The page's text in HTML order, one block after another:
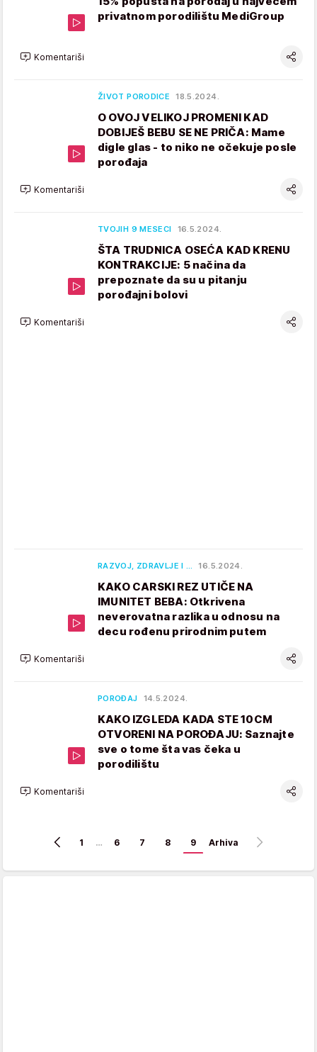
privatnom porodilištu MediGroup
Komentariši
ŽIVOT PORODICE 18.5.2024.
O OVOJ VELIKOJ PROMENI KAD
DOBIJEŠ BEBU SE NE PRIČA: Mame
digle glas - to niko ne očekuje posle
porođaja
Komentariši
TVOJIH 9 MESECI 16.5.2024.
ŠTA TRUDNICA OSEĆA KAD KRENU
KONTRAKCIJE: 5 načina da
prepoznate da su u pitanju
porođajni bolovi
Komentariši
RAZVOJ, ZDRAVLJE I … 16.5.2024.
KAKO CARSKI REZ UTIČE NA
IMUNITET BEBA: Otkrivena
neverovatna razlika u odnosu na
decu rođenu prirodnim putem
Komentariši
POROĐAJ 14.5.2024.
KAKO IZGLEDA KADA STE 10CM
OTVORENI NA POROĐAJU: Saznajte
sve o tome šta vas čeka u
porodilištu
Komentariši
1 … 6 7 8 9 Arhiva